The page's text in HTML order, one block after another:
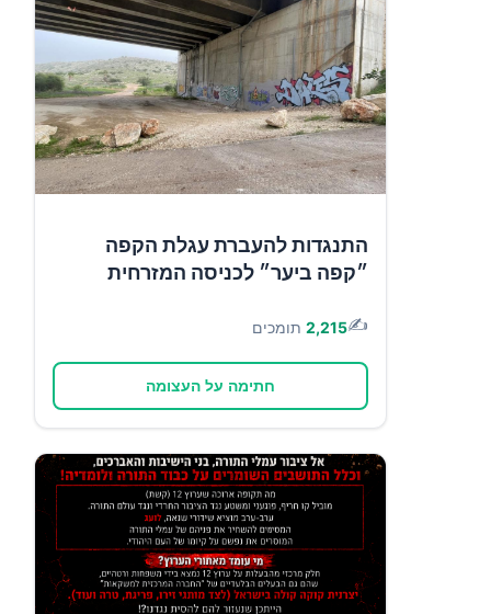
התנגדות להעברת עגלת הקפה
״קפה ביער״ לכניסה המזרחית
✍️
2,215 תומכים
חתימה על העצומה